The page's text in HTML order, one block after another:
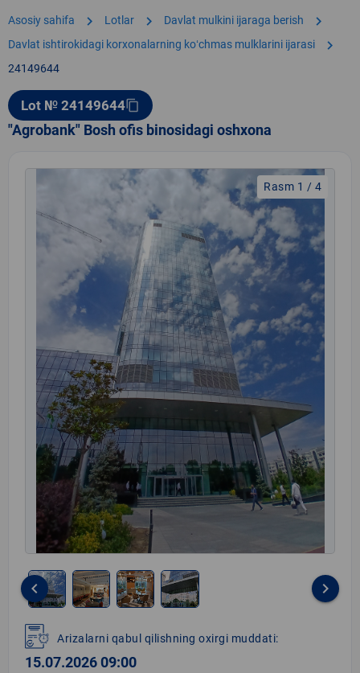
Asosiy sahifa chevron_right Lotlar chevron_right Davlat mulkini ijaraga berish chevron_right
Davlat ishtirokidagi korxonalarning koʻchmas mulklarini ijarasi chevron_right
24149644
Lot № 24149644content_copy
"Agrobank" Bosh ofis binosidagi oshxona
Rasm 1 / 4
1
of
4
keyboard_arrow_left keyboard_arrow_right
Arizalarni qabul qilishning oxirgi muddati:
15.07.2026 09:00